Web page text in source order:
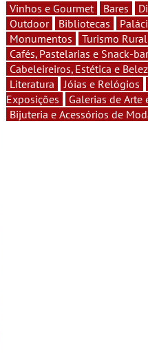
Vinhos e Gourmet Bares
Outdoor
Bibliotecas
Monumentos
Turismo Rural
Cafés, Pastelarias e Snack-
Cabeleireiros, Estética e
Literatura
Jóias e Relógios
Exposições
Galerias de Arte
Bijuteria e Acessórios de